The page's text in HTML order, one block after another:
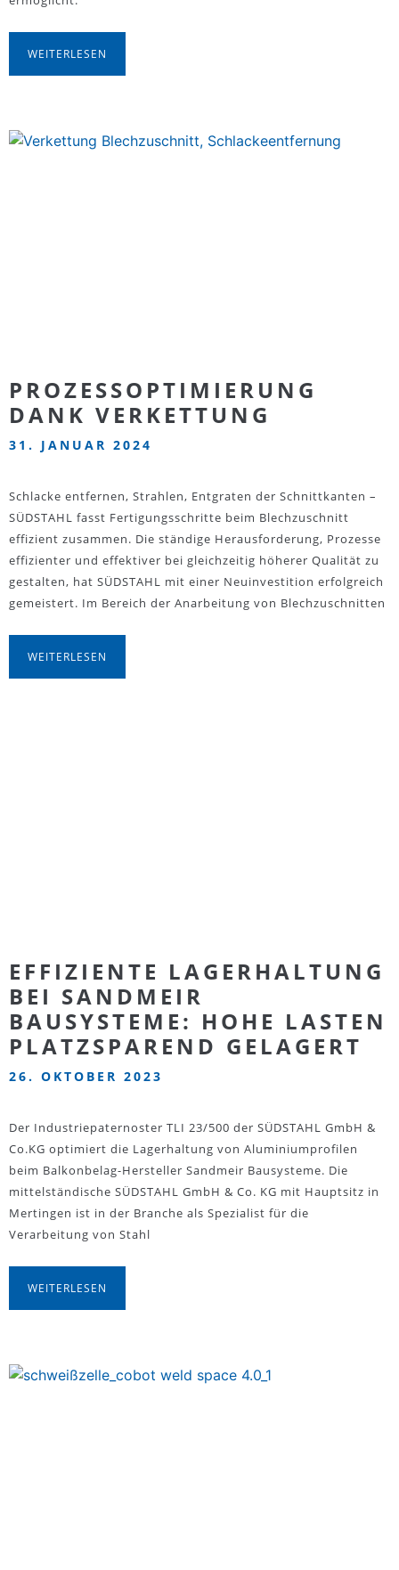
WEITERLESEN
PROZESSOPTIMIERUNG
DANK VERKETTUNG
31. JANUAR 2024
Schlacke entfernen, Strahlen, Entgraten der Schnittkanten –
SÜDSTAHL fasst Fertigungsschritte beim Blechzuschnitt
effizient zusammen. Die ständige Herausforderung, Prozesse
effizienter und effektiver bei gleichzeitig höherer Qualität zu
gestalten, hat SÜDSTAHL mit einer Neuinvestition erfolgreich
gemeistert. Im Bereich der Anarbeitung von Blechzuschnitten
WEITERLESEN
EFFIZIENTE LAGERHALTUNG
BEI SANDMEIR
BAUSYSTEME: HOHE LASTEN
PLATZSPAREND GELAGERT
26. OKTOBER 2023
Der Industriepaternoster TLI 23/500 der SÜDSTAHL GmbH &
Co.KG optimiert die Lagerhaltung von Aluminiumprofilen
beim Balkonbelag-Hersteller Sandmeir Bausysteme. Die
mittelständische SÜDSTAHL GmbH & Co. KG mit Hauptsitz in
Mertingen ist in der Branche als Spezialist für die
Verarbeitung von Stahl
WEITERLESEN